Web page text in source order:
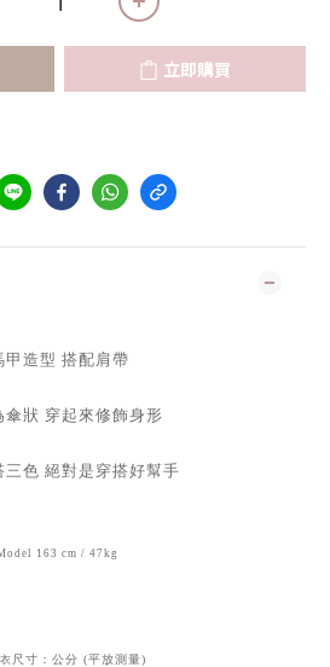
立即購買
甲造型 搭配肩帶
傘狀 穿起來修飾身形
三色 絕對是穿搭好幫手
163 cm / 47kg
尺寸：公分 (平放測量)